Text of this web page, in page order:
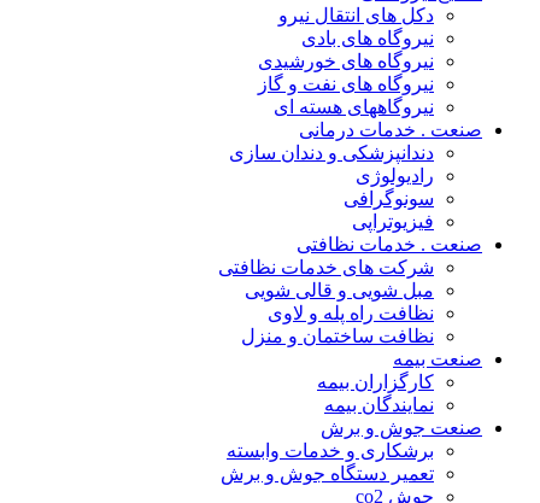
دکل های انتقال نیرو
نیروگاه های بادی
نیروگاه های خورشیدی
نیروگاه های نفت و گاز
نیروگاههای هسته ای
صنعت . خدمات درمانی
دندانپزشکی و دندان سازی
رادیولوژی
سونوگرافی
فیزیوتراپی
صنعت . خدمات نظافتی
شرکت های خدمات نظافتی
مبل شویی و قالی شویی
نظافت راه پله و لاوی
نظافت ساختمان و منزل
صنعت بیمه
کارگزاران بیمه
نمایندگان بیمه
صنعت جوش و برش
برشکاری و خدمات وابسته
تعمیر دستگاه جوش و برش
جوش co2